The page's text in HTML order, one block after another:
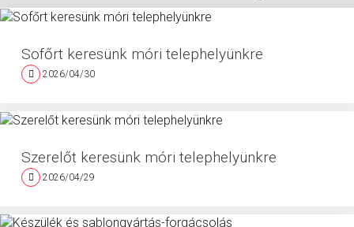
Sofőrt keresünk móri telephelyünkre
2026/04/30
Szerelőt keresünk móri telephelyünkre
2026/04/29